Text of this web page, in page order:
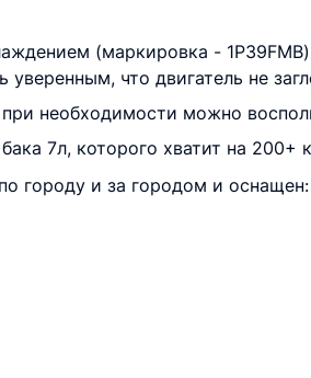
(маркировка -
что двигатель не
необходимости можно
7л, которого хватит на 200+
городу и за городом и оснащен: